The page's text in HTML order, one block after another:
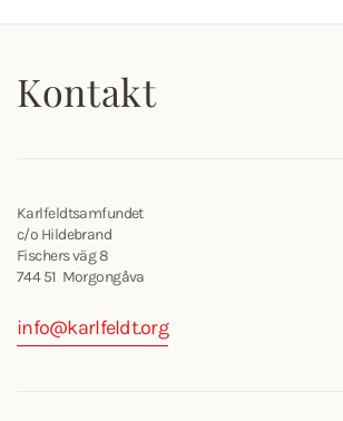
Kontakt
Karlfeldtsamfundet
c/o Hildebrand
Fischers väg 8
744 51 Morgongåva
info@karlfeldt.org